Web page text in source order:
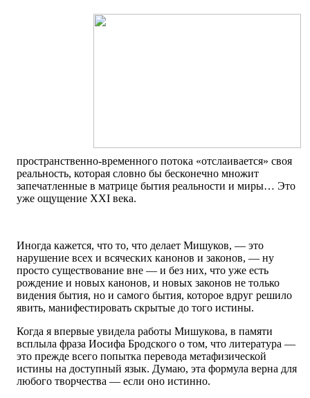
пространственно-временного потока «отслаивается» своя
реальность, которая словно бы бесконечно множит
запечатленные в матрице бытия реальности и миры… Это
уже ощущение XXI века.
Иногда кажется, что то, что делает Мишуков, — это
нарушение всех и всяческих канонов и законов, — ну
просто существование вне — и без них, что уже есть
рождение и новых канонов, и новых законов не только
видения бытия, но и самого бытия, которое вдруг решило
явить, манифестировать скрытые до того истины.
Когда я впервые увидела работы Мишукова, в памяти
всплыла фраза Иосифа Бродского о том, что литература —
это прежде всего попытка перевода метафизической
истины на доступный язык. Думаю, эта формула верна для
любого творчества — если оно истинно.